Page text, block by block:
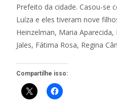
Prefeito da cidade. Casou-se
Luíza e eles tiveram nove
Heinzelman, Maria Aparecida,
Jales, Fátima Rosa, Regina
Compartilhe isso: